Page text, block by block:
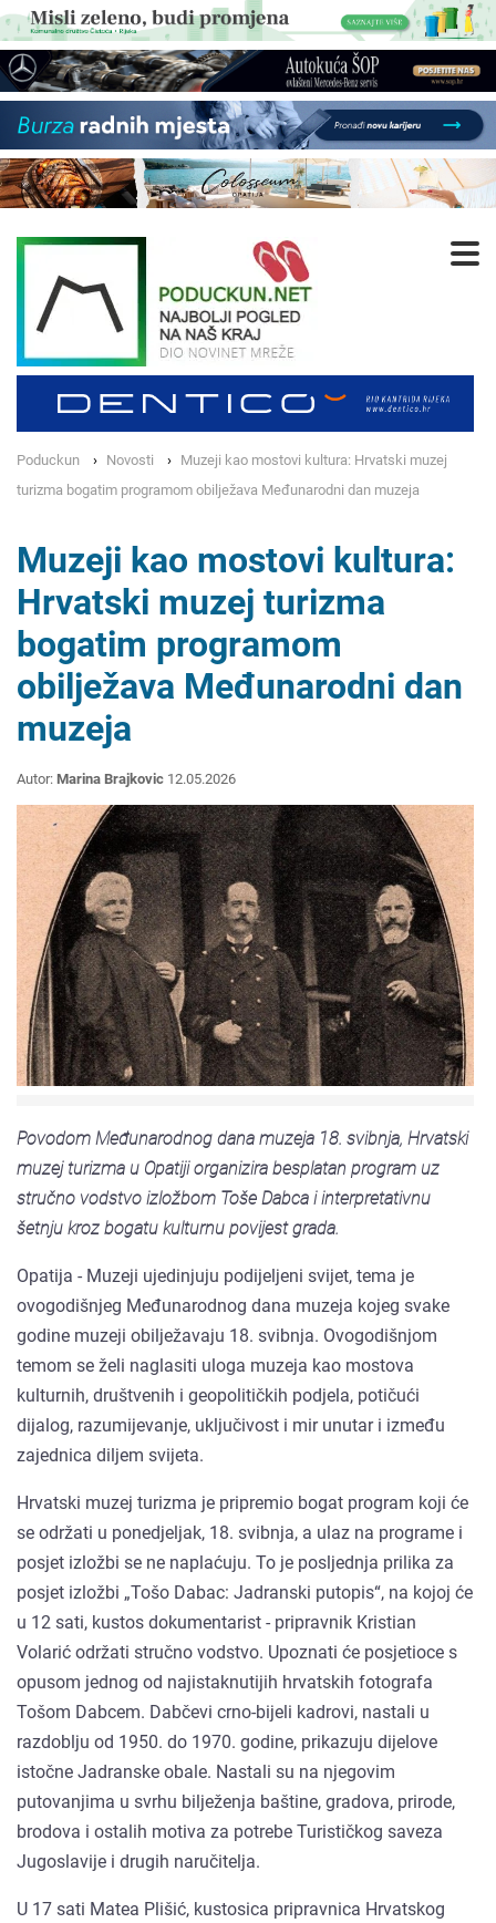
Poduckun Novosti
Muzeji kao mostovi kultura: Hrvatski muzej
turizma bogatim programom obilježava Međunarodni dan muzeja
Muzeji kao mostovi kultura:
Hrvatski muzej turizma
bogatim programom
obilježava Međunarodni dan
muzeja
Autor: Marina Brajkovic 12.05.2026
Povodom Međunarodnog dana muzeja 18. svibnja, Hrvatski
muzej turizma u Opatiji organizira besplatan program uz
stručno vodstvo izložbom Toše Dabca i interpretativnu
šetnju kroz bogatu kulturnu povijest grada.
Opatija - Muzeji ujedinjuju podijeljeni svijet, tema je
ovogodišnjeg Međunarodnog dana muzeja kojeg svake
godine muzeji obilježavaju 18. svibnja. Ovogodišnjom
temom se želi naglasiti uloga muzeja kao mostova
kulturnih, društvenih i geopolitičkih podjela, potičući
dijalog, razumijevanje, uključivost i mir unutar i između
zajednica diljem svijeta.
Hrvatski muzej turizma je pripremio bogat program koji će
se održati u ponedjeljak, 18. svibnja, a ulaz na programe i
posjet izložbi se ne naplaćuju. To je posljednja prilika za
posjet izložbi „Tošo Dabac: Jadranski putopis“, na kojoj će
u 12 sati, kustos dokumentarist - pripravnik Kristian
Volarić održati stručno vodstvo. Upoznati će posjetioce s
opusom jednog od najistaknutijih hrvatskih fotografa
Tošom Dabcem. Dabčevi crno-bijeli kadrovi, nastali u
razdoblju od 1950. do 1970. godine, prikazuju dijelove
istočne Jadranske obale. Nastali su na njegovim
putovanjima u svrhu bilježenja baštine, gradova, prirode,
brodova i ostalih motiva za potrebe Turističkog saveza
Jugoslavije i drugih naručitelja.
U 17 sati Matea Plišić, kustosica pripravnica Hrvatskog